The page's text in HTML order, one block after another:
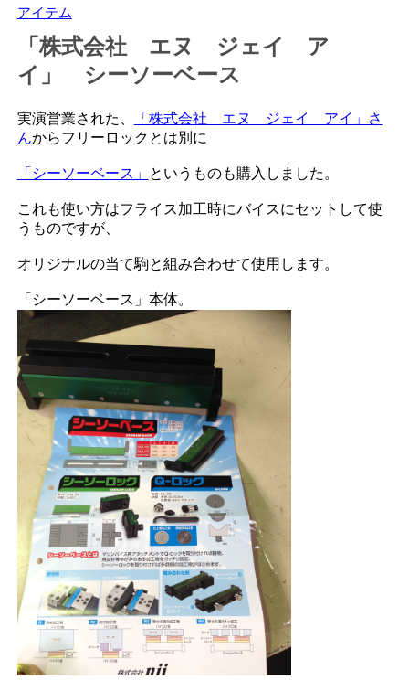
アイテム
「株式会社 エヌ ジェイ ア
イ」 シーソーベース
実演営業された、
「株式会社 エヌ ジェイ アイ」さ
んからフリーロックとは別に
「シーソーベース」 というものも購入しました。
これも使い方はフライス加工時にバイスにセットして使
うものですが、
オリジナルの当て駒と組み合わせて使用します。
「シーソーベース」本体。